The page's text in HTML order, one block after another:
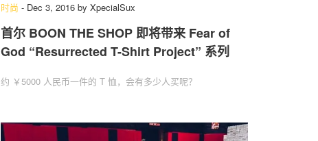
时尚 - Dec 3, 2016 by XpecialSux
首尔 BOON THE SHOP 即将带来 Fear of
God “Resurrected T-Shirt Project” 系列
约 ￥5000 人民币一件的 T 恤，会有多少人买呢？